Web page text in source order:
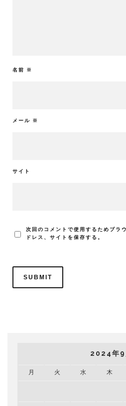
名前 ※
メール ※
サイト
次回のコメントで使用するためブラ
ドレス、サイトを保存する。
2024年9
月 火 水 木